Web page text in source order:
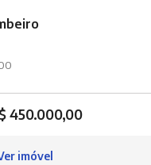
450.000,00
imóvel